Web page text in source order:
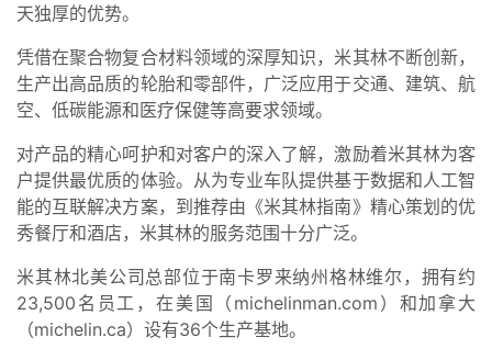
天独厚的优势。
凭借在聚合物复合材料领域的深厚知识，米其林不断创新，
生产出高品质的轮胎和零部件，广泛应用于交通、建筑、航
空、低碳能源和医疗保健等高要求领域。
对产品的精心呵护和对客户的深入了解，激励着米其林为客
户提供最优质的体验。从为专业车队提供基于数据和人工智
能的互联解决方案，到推荐由《米其林指南》精心策划的优
秀餐厅和酒店，米其林的服务范围十分广泛。
米其林北美公司总部位于南卡罗来纳州格林维尔，拥有约
23,500名员工，在美国（michelinman.com）和加拿大
（michelin.ca）设有36个生产基地。